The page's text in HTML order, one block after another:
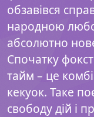
обзавівся
народною
абсолютно
Спочатку
тайм – це
кекуок. Таке
свободу дій і